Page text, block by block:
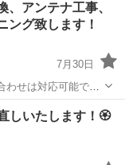
、アンテナ工事、
ング致します！
7月30日
せは対応可能です
、八幡平市、雫石
ッチ・コンセントの
しいたします！🏵️